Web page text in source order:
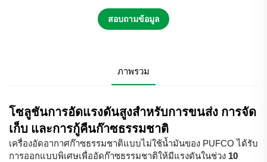
สอบถามข้อมูล
ภาพรวม
โซลูชันการอัดแรงดันสูงสำหรับการขนส่ง การจัด
เก็บ และการกู้คืนก๊าซธรรมชาติ
เครื่องอัดอากาศก๊าซธรรมชาติแบบไม่ใช้น้ำมันของ PUFCO ได้รับ
การออกแบบพิเศษเพื่ออัดก๊าซธรรมชาติให้มีแรงดันในช่วง 10